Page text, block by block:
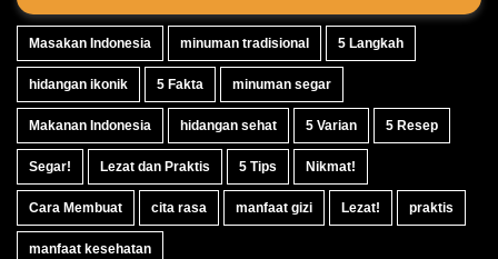
Masakan Indonesia minuman tradisional 5 Langkah
hidangan ikonik 5 Fakta minuman segar
Makanan Indonesia hidangan sehat 5 Varian 5 Resep
Segar! Lezat dan Praktis 5 Tips Nikmat!
Cara Membuat cita rasa manfaat gizi Lezat! praktis
manfaat kesehatan